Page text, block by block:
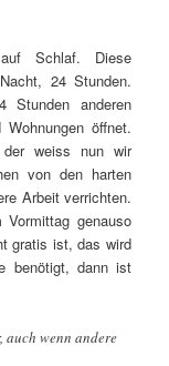
Schlaf. Diese
24 Stunden.
Stunden anderen
öffnet.
weiss nun wir
von den harten
Arbeit verrichten.
genauso
gratis ist, das wird
benötigt, dann ist
auch wenn andere